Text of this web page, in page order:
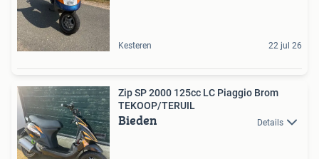
Kesteren 22 jul 26
Zip SP 2000 125cc LC Piaggio Brom
TEKOOP/TERUIL
Bieden Details